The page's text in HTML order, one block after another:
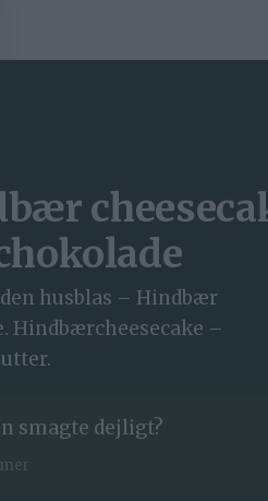
husblas – Hindbær
Hindbærcheesecake –
smagte dejligt?